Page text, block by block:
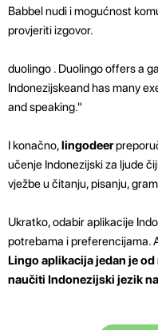
Babbel nudi i mogućnost
provjeriti izgovor.
duolingo . Duolingo offers a
Indonezijskeand has many
and speaking."
I konačno,lingodeer
učenje Indonezijski za ljude
vježbe u čitanju, pisanju,
Ukratko, odabir aplikacije
potrebama i preferencijama.
Lingo aplikacija jedan je
naučiti Indonezijski jezik